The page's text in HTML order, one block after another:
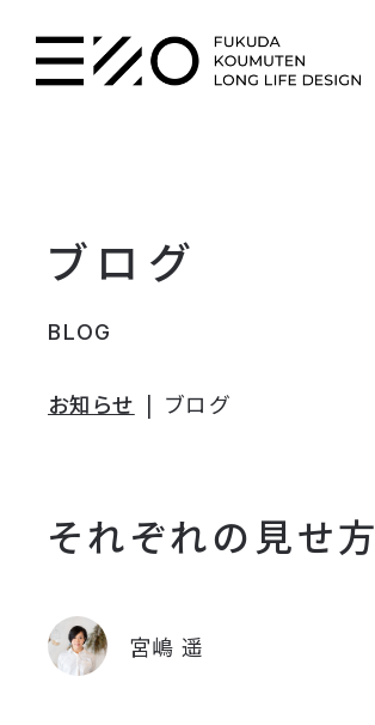
ブログ
BLOG
お知らせ ブログ
それぞれの見せ方
宮嶋 遥